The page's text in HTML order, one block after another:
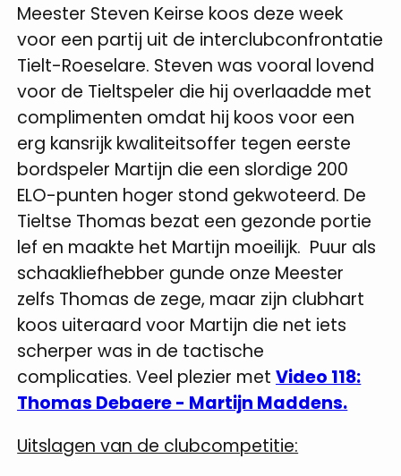
Meester Steven Keirse koos deze week
voor een partij uit de interclubconfrontatie
Tielt-Roeselare. Steven was vooral lovend
voor de Tieltspeler die hij overlaadde met
complimenten omdat hij koos voor een
erg kansrijk kwaliteitsoffer tegen eerste
bordspeler Martijn die een slordige 200
ELO-punten hoger stond gekwoteerd. De
Tieltse Thomas bezat een gezonde portie
lef en maakte het Martijn moeilijk. Puur als
schaakliefhebber gunde onze Meester
zelfs Thomas de zege, maar zijn clubhart
koos uiteraard voor Martijn die net iets
scherper was in de tactische
complicaties.Veel plezier met Video 118:
Thomas Debaere - Martijn Maddens.
Uitslagen van de clubcompetitie: